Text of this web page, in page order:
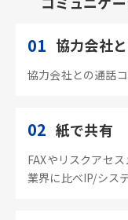
01 協力会社
協力会社との通話
02 紙で共有
FAXやリスクアセ
業界に比べIP/シス